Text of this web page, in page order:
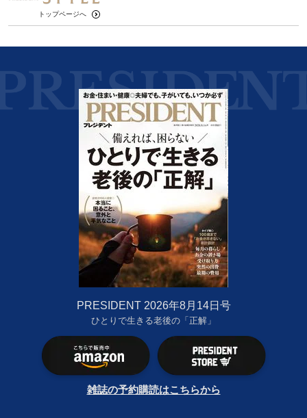
トップページへ
PRESIDENT 2026年8月14日号
ひとりで生きる老後の「正解」
雑誌の予約購読はこちらから